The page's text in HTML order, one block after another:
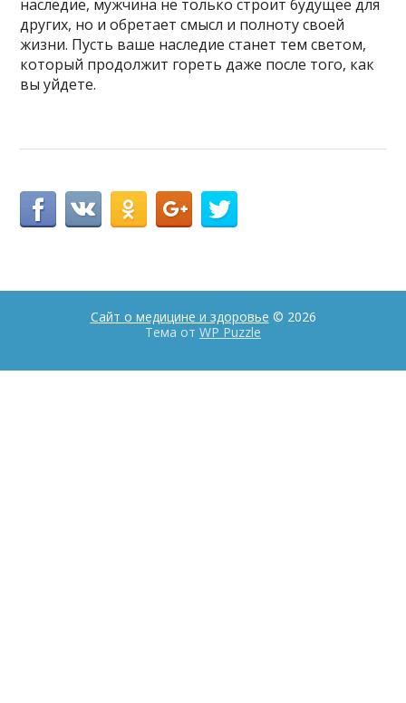
наследие, мужчина не только строит будущее для
других, но и обретает смысл и полноту своей
жизни. Пусть ваше наследие станет тем светом,
который продолжит гореть даже после того, как
вы уйдете.
Сайт о медицине и здоровье © 2026
Тема от WP Puzzle